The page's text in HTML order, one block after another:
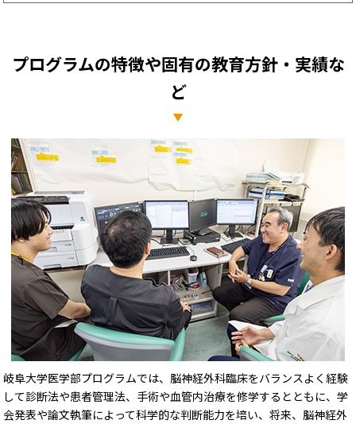
プログラムの特徴や固有の教育方針・実績な
ど
岐阜大学医学部プログラムでは、脳神経外科臨床をバランスよく経験
して診断法や患者管理法、手術や血管内治療を修学するとともに、学
会発表や論文執筆によって科学的な判断能力を培い、将来、脳神経外